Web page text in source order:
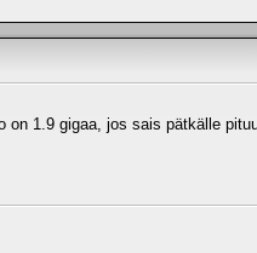
1.9 gigaa, jos sais pätkälle